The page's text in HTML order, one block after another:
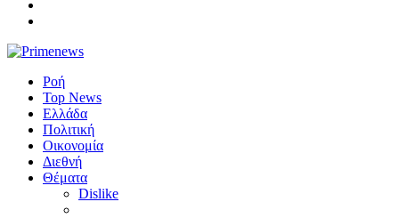
Ροή
Top News
Ελλάδα
Πολιτική
Οικονομία
Διεθνή
Θέματα
Dislike